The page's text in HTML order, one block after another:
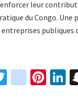
leur
du Congo.
T
wi
in
st
Pi
nt n